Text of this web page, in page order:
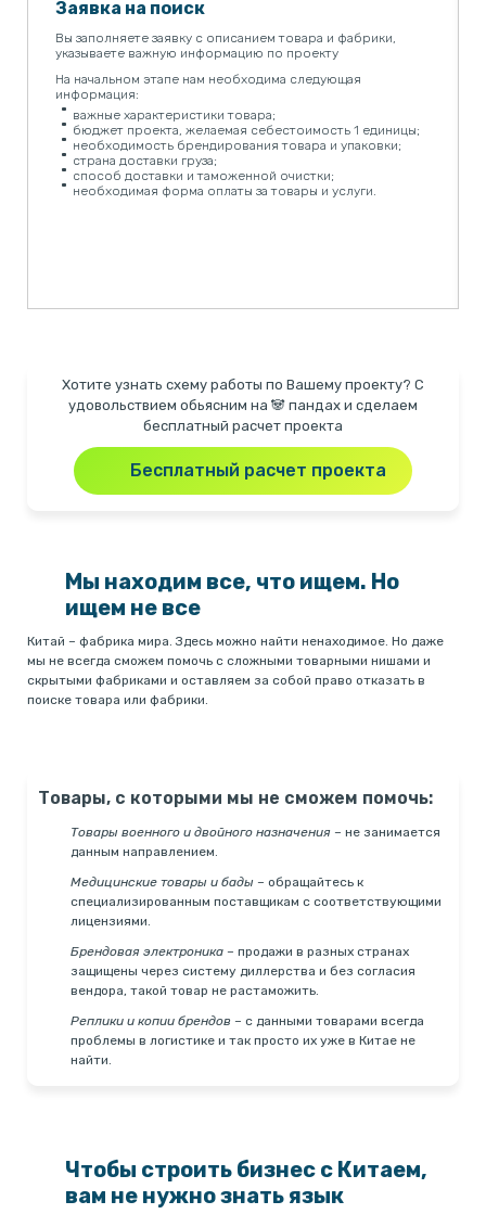
Заявка на поиск
Вы заполняете заявку с описанием товара и фабрики,
указываете важную информацию по проекту
На начальном этапе нам необходима следующая
информация:
важные характеристики товара;
бюджет проекта, желаемая себестоимость 1 единицы;
необходимость брендирования товара и упаковки;
страна доставки груза;
способ доставки и таможенной очистки;
необходимая форма оплаты за товары и услуги.
Хотите узнать схему работы по Вашему проекту? С
удовольствием обьясним на 🐼 пандах и сделаем
бесплатный расчет проекта
Бесплатный расчет проекта
Мы находим все, что ищем. Но
ищем не все
Китай – фабрика мира. Здесь можно найти ненаходимое. Но даже
мы не всегда сможем помочь с сложными товарными нишами и
скрытыми фабриками и оставляем за собой право отказать в
поиске товара или фабрики.
Товары, с которыми мы не сможем помочь:
Товары военного и двойного назначения – не занимается
данным направлением.
Медицинские товары и бады – обращайтесь к
специализированным поставщикам с соответствующими
лицензиями.
Брендовая электроника – продажи в разных странах
защищены через систему диллерства и без согласия
вендора, такой товар не растаможить.
Реплики и копии брендов – с данными товарами всегда
проблемы в логистике и так просто их уже в Китае не
найти.
Чтобы строить бизнес с Китаем,
вам не нужно знать язык